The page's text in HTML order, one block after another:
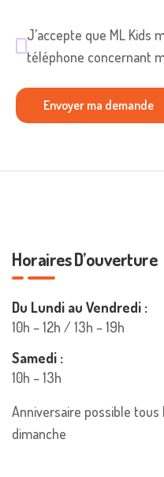
J’accepte que ML Kids
téléphone concernant
Horaires D’ouverture
Du Lundi au Vendredi :
10h – 12h / 13h – 19h
Samedi :
10h – 13h
Anniversaire possible
dimanche